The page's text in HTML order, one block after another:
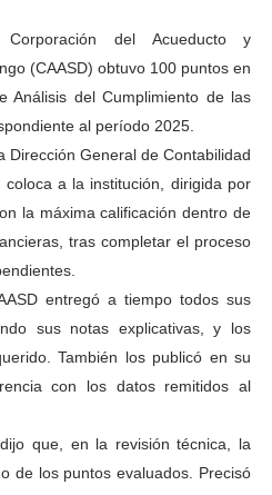
Corporación del Acueducto y
(CAASD) obtuvo 100 puntos en
Análisis del Cumplimiento de las
al período 2025.
Dirección General de Contabilidad
coloca a la institución, dirigida por
la máxima calificación dentro de
tras completar el proceso
entregó a tiempo todos sus
sus notas explicativas, y los
También los publicó en su
con los datos remitidos al
que, en la revisión técnica, la
de los puntos evaluados. Precisó